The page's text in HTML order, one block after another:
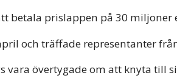
betala prislappen på 30
och träffade representanter
vara övertygade om att knyta till